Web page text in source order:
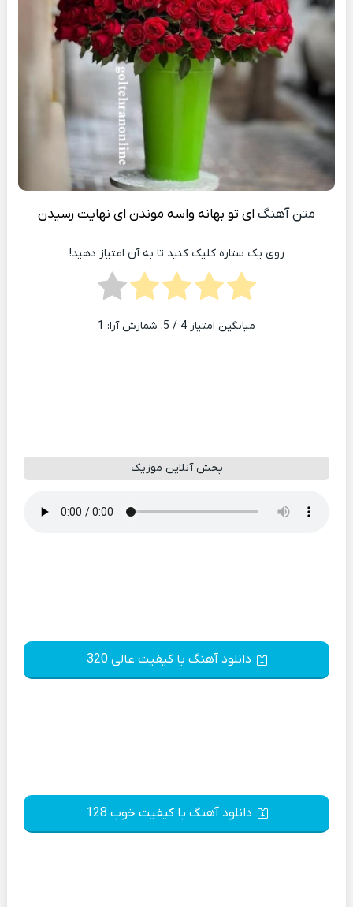
متن آهنگ ای تو بهانه واسه موندن ای نهایت رسیدن
روی یک ستاره کلیک کنید تا به آن امتیاز دهید!
میانگین امتیاز 4 / 5. شمارش آرا: 1
پخش آنلاین موزیک
دانلود آهنگ با کیفیت عالی 320
دانلود آهنگ با کیفیت خوب 128